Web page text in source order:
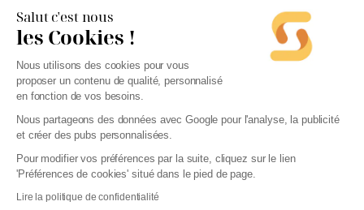
Salut c'est nous
les Cookies !
Nous utilisons des cookies pour vous
proposer un contenu de qualité, personnalisé
en fonction de vos besoins.
Nous partageons des données avec Google pour l'analyse, la publicité
et créer des pubs personnalisées.
Pour modifier vos préférences par la suite, cliquez sur le lien
'Préférences de cookies' situé dans le pied de page.
Lire la politique de confidentialité
Services
Création d'entreprise
Comptabilité pas cher
Offres de comptabilité par métier
Offres de comptabilité par ville
Tarifs
Devis comptable gratuit
Liens utiles
Découvrez Swapn
Avis clients
Devenir partenaire
Engagements éthiques
L-Expert-Comptable.com
pour en savoir plus.
Simulateurs et calculateurs
Parrainage
Webinaires